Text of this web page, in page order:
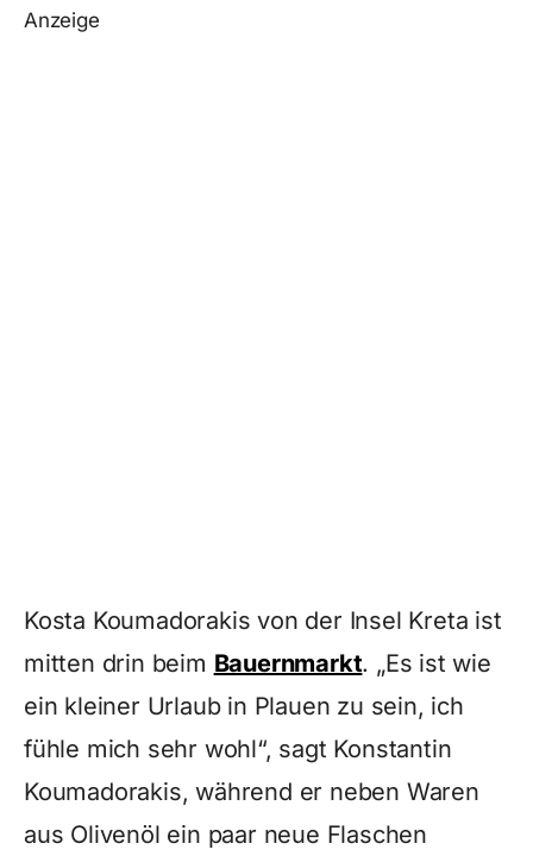
Anzeige
Kosta Koumadorakis von der Insel Kreta ist
mitten drin beim Bauernmarkt. „Es ist wie
ein kleiner Urlaub in Plauen zu sein, ich
fühle mich sehr wohl“, sagt Konstantin
Koumadorakis, während er neben Waren
aus Olivenöl ein paar neue Flaschen